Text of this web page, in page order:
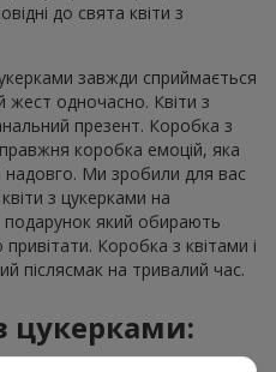
до свята квіти з
завжди сприймається
жест одночасно. Квіти з
презент. Коробка з
коробка емоцій, яка
надовго. Ми зробили для вас
з цукерками на
який обирають
Коробка з квітами і
післясмак на тривалий час.
цукерками: